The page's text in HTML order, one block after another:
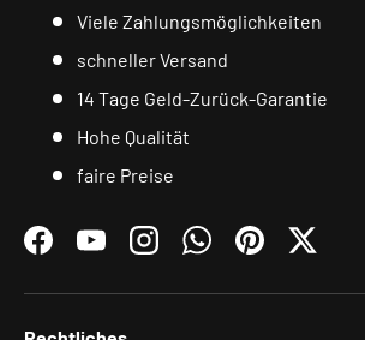
Viele Zahlungsmöglichkeiten
schneller Versand
14 Tage Geld-Zurück-Garantie
Hohe Qualität
faire Preise
FacebookYouTubeInstagramWhatsAppPinterestTwitter